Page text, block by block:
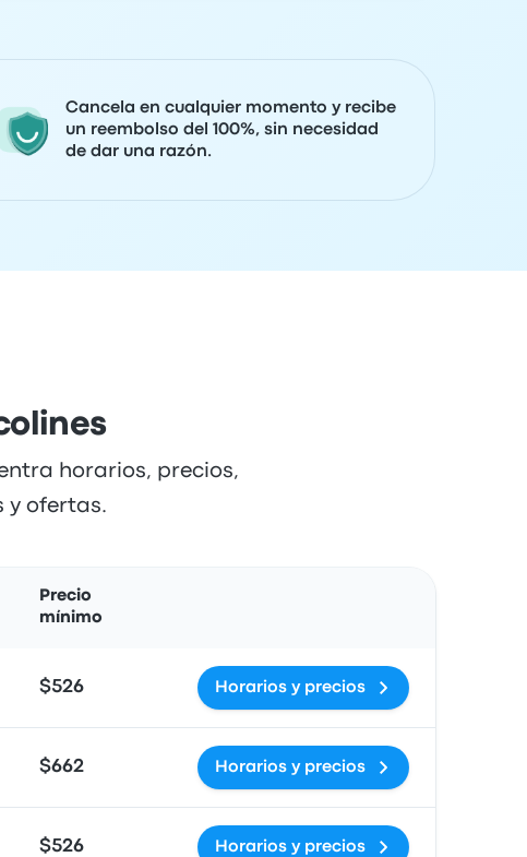
Cancela en cualquier momento y recibe
un reembolso del 100%, sin necesidad
de dar una razón.
horarios, precios,
y ofertas.
Precio
mínimo
$526 Horarios y precios
$662 Horarios y precios
$526 Horarios y precios